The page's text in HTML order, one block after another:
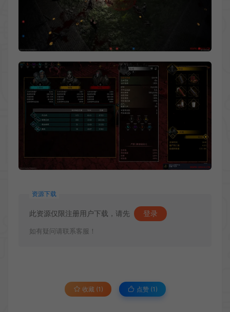
资源下载
此资源仅限注册用户下载，请先 登录
如有疑问请联系客服！
收藏 (1) 点赞 (1 )